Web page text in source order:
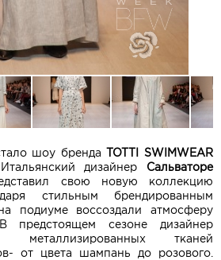
шоу брендаTOTTI SWIMWEAR
Итальянский дизайнер Сальваторе
свою новую коллекцию
стильным брендированным
подиуме воссоздали атмосферу
предстоящем сезоне дизайнер
металлизированных тканей
от цвета шампань до розового.